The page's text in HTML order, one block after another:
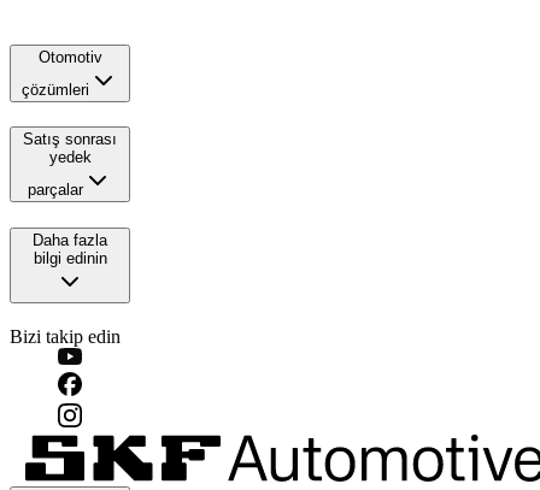
Otomotiv
çözümleri
Satış sonrası
yedek
parçalar
Daha fazla
bilgi edinin
Bizi takip edin